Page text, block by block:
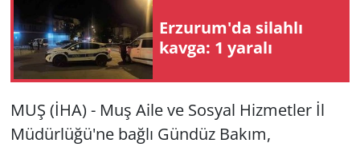
Erzurum'da silahlı
kavga: 1 yaralı
MUŞ (İHA) - Muş Aile ve Sosyal Hizmetler İl
Müdürlüğü'ne bağlı Gündüz Bakım,